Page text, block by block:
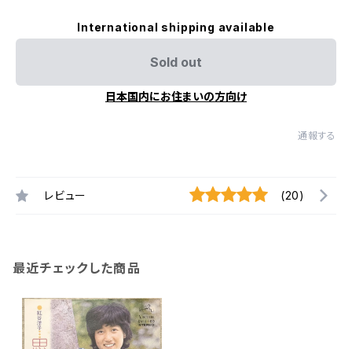
International shipping available
Sold out
日本国内にお住まいの方向け
通報する
レビュー (20)
最近チェックした商品